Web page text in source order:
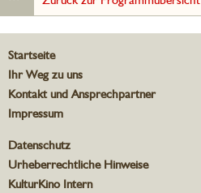
Startseite
Ihr Weg zu uns
Kontakt und Ansprechpartner
Impressum
Datenschutz
Urheberrechtliche Hinweise
KulturKino Intern